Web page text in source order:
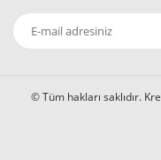
© Tüm hakları saklıdır.